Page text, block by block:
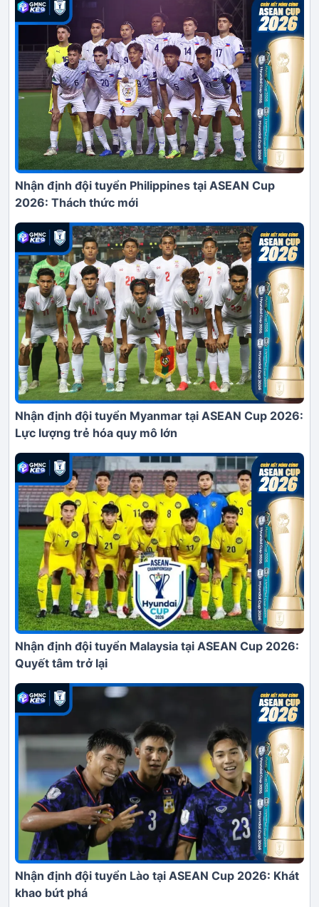
Nhận định đội tuyển Philippines tại ASEAN Cup
2026: Thách thức mới
Nhận định đội tuyển Myanmar tại ASEAN Cup 2026:
Lực lượng trẻ hóa quy mô lớn
Nhận định đội tuyển Malaysia tại ASEAN Cup 2026:
Quyết tâm trở lại
Nhận định đội tuyển Lào tại ASEAN Cup 2026: Khát
khao bứt phá